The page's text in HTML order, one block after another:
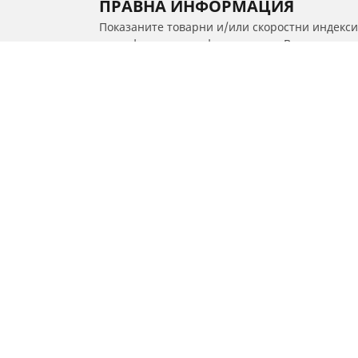
ПРАВНА ИНФОРМАЦИЯ
Показаните товарни и/или скоростни
квалифициран професионалист, Вашият